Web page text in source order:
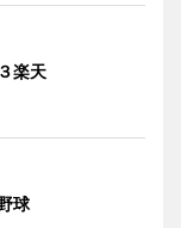
楽天
球